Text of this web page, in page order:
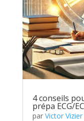
4 conseils
prépa ECG/
par Victor Vizier